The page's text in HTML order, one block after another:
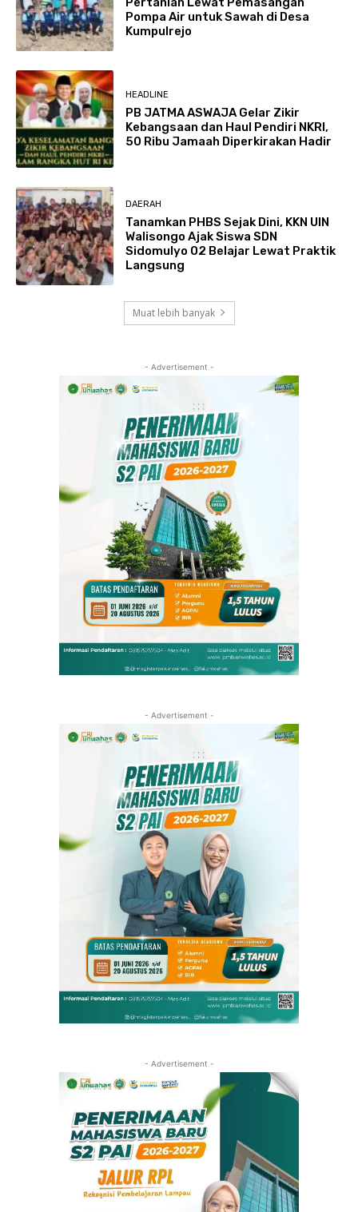
Pompa Air untuk Sawah di Desa
Kumpulrejo
HEADLINE
PB JATMA ASWAJA Gelar Zikir
Kebangsaan dan Haul Pendiri NKRI,
50 Ribu Jamaah Diperkirakan Hadir
DAERAH
Tanamkan PHBS Sejak Dini, KKN UIN
Walisongo Ajak Siswa SDN
Sidomulyo 02 Belajar Lewat Praktik
Langsung
Muat lebih banyak
- Advertisement -
- Advertisement -
- Advertisement -